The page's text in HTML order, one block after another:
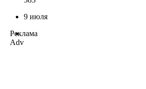
9 июля
Реклама
Adv